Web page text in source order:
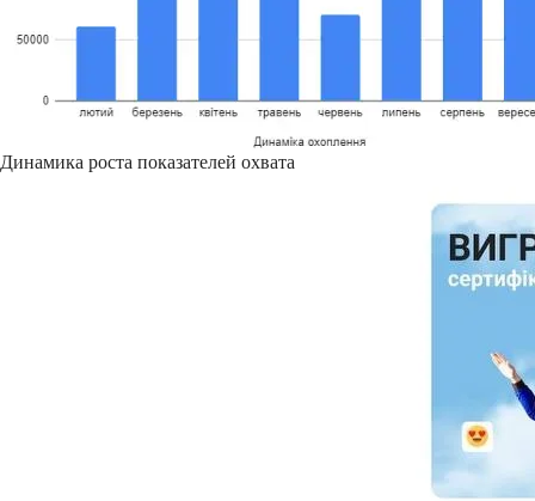
Динамика роста показателей охвата